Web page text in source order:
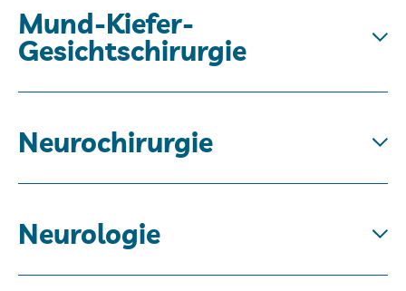
Mund-Kiefer-
Gesichtschirurgie
Neurochirurgie
Neurologie